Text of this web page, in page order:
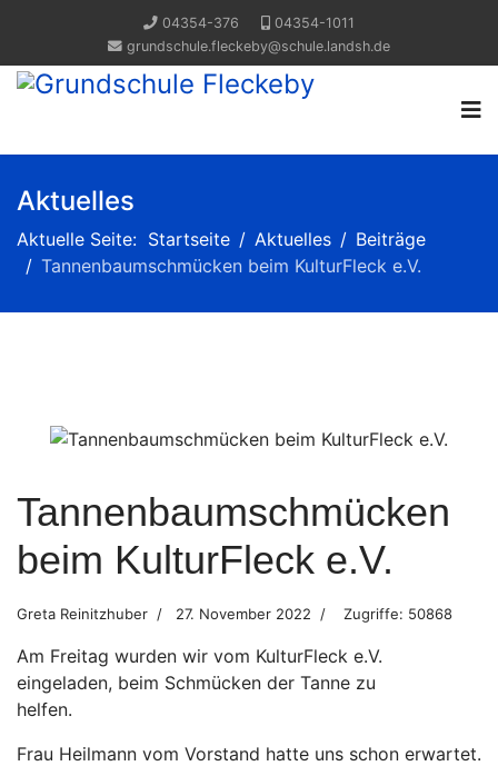
04354-376
04354-1011
grundschule.fleckeby@schule.landsh.de
Aktuelles
Aktuelle Seite: Startseite Aktuelles
Beiträge
Tannenbaumschmücken beim KulturFleck e.V.
Tannenbaumschmücken
beim KulturFleck e.V.
Greta Reinitzhuber 27. November 2022 Zugriffe: 50868
Am Freitag wurden wir vom KulturFleck e.V.
eingeladen, beim Schmücken der Tanne zu
helfen.
Frau Heilmann vom Vorstand hatte uns schon erwartet.